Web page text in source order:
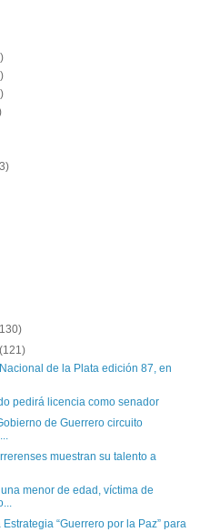
(121)
de la Plata edición 87, en
pedirá licencia como senador
de Guerrero circuito
muestran su talento a
menor de edad, víctima de
“Guerrero por la Paz” para